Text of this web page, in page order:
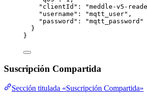
"clientId" : "meddle-v5-
"username" : "mqtt_user" ,
"password" : "mqtt_password "
}
}
Suscripción Compartida
Sección titulada «Suscripción Compartida»